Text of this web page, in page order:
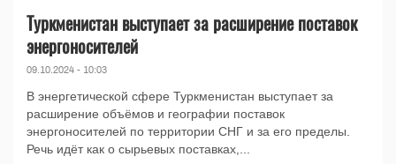
Туркменистан выступает за расширение поставок
энергоносителей
09.10.2024 - 10:03
В энергетической сфере Туркменистан выступает за
расширение объёмов и географии поставок
энергоносителей по территории СНГ и за его пределы.
Речь идёт как о сырьевых поставках,...